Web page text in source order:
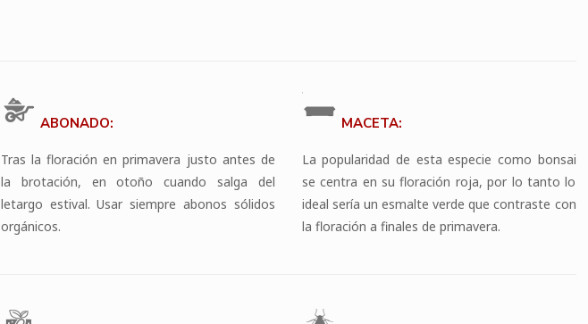
ABONADO:
Tras la floración en primavera justo antes de
la brotación, en otoño cuando salga del
letargo estival. Usar siempre abonos sólidos
orgánicos.
MACETA:
La popularidad de esta especie como bonsai
se centra en su floración roja, por lo tanto lo
ideal sería un esmalte verde que contraste con
la floración a finales de primavera.